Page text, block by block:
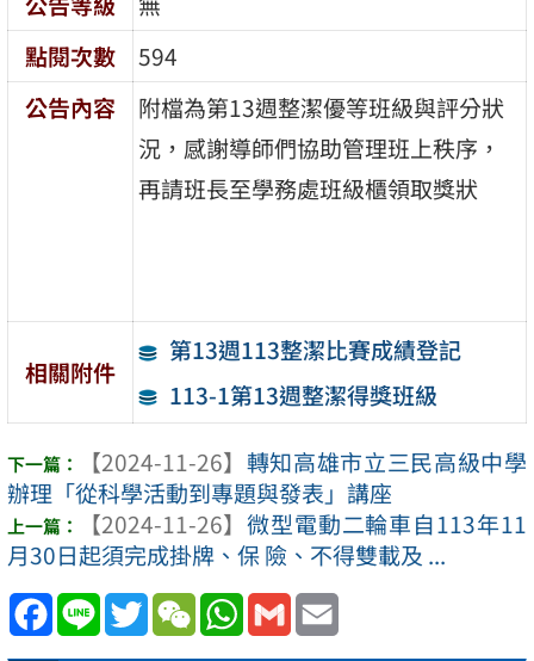
點閱次數
594
公告內容
附檔為第13週整潔優等班級與評分狀
況，感謝導師們協助管理班上秩序，
再請班長至學務處班級櫃領取獎狀
相關附件
第13週113整潔比賽成績登記
113-1第13週整潔得獎班級
【2024-11-26】 轉知高雄市立三民高級中學
辦理「從科學活動到專題與發表」講座
【2024-11-26】 微型電動二輪車自113年11
月30日起須完成掛牌、保 險、不得雙載及 ...
Facebook
Line TwitterWeChatWhatsApp
Gmail